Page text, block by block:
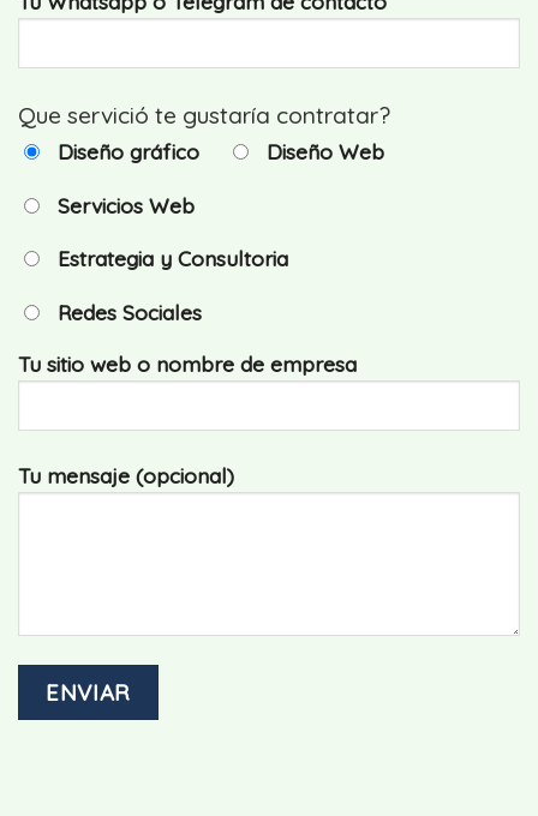
Que servició te gustaría contratar?
Diseño gráfico Diseño Web
Servicios Web
Estrategia y Consultoria
Redes Sociales
Tu sitio web o nombre de empresa
Tu mensaje (opcional)